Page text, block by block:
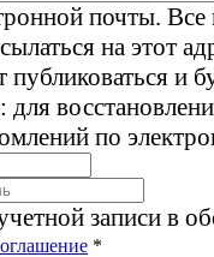
почты. Все
на этот
и
по
записи в
*